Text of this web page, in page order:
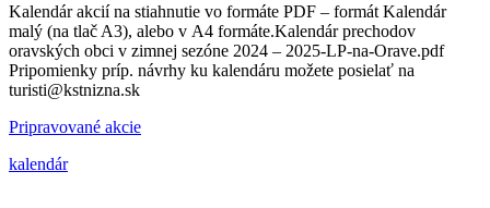
Kalendár akcií na stiahnutie vo formáte PDF – formát Kalendár
malý (na tlač A3), alebo v A4 formáte.Kalendár prechodov
oravských obci v zimnej sezóne 2024 – 2025-LP-na-Orave.pdf
Pripomienky príp. návrhy ku kalendáru možete posielať na
turisti@kstnizna.sk
Pripravované akcie
kalendár